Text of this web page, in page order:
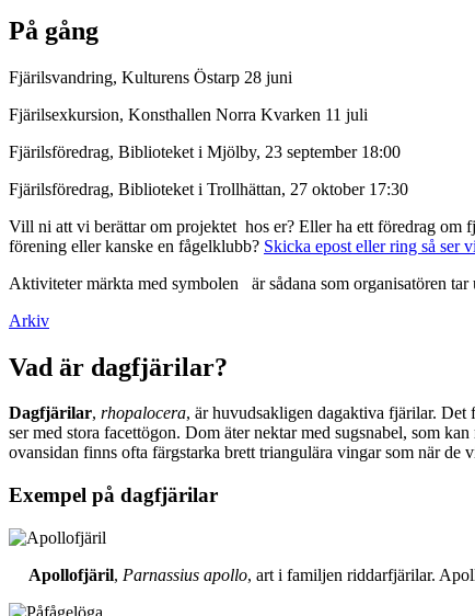
På gång
Fjärilsvandring, Kulturens Östarp 28 juni
Fjärilsexkursion, Konsthallen Norra Kvarken 11 juli
Fjärilsföredrag, Biblioteket i Mjölby, 23 september 18:00
Fjärilsföredrag, Biblioteket i Trollhättan, 27 oktober 17:30
Vill ni att vi berättar om projektet hos er? Eller ha ett föredrag om
förening eller kanske en fågelklubb? Skicka epost eller ring så ser
Aktiviteter märkta med symbolen
är sådana som organisatören
Arkiv
Vad är dagfjärilar?
Dagfjärilar, rhopalocera, är huvudsakligen dagaktiva fjärilar. Det
ser med stora facettögon. Dom äter nektar med sugsnabel, som
ovansidan finns ofta färgstarka brett triangulära vingar som när de
Exempel på dagfjärilar
Apollofjäril, Parnassius apollo, art i familjen riddarfjärilar.